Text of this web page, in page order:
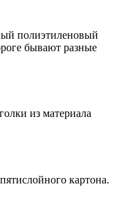
полиэтиленовый
бывают разные
из материала
картона.